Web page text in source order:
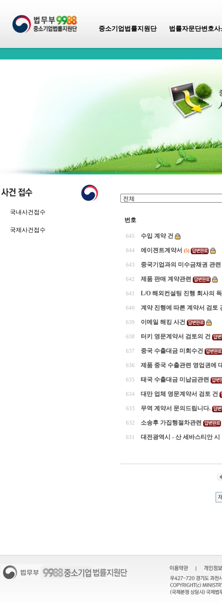
중소기업법률지원단 법률자문단변호사
국내사건접수
국제사건접수
번호
645 수입 계약 건
644 에이젼트계약서 (5)
643 중국기업과의 미수금채권 관련
642 제품 판매 계약관련
641 L/O 해외컨설팅 진행 회사의
640 계약 진행에 따른 계약서 검토
639 이메일 해킹 사건
638 터키 영문계약서 검토의 건
637 중국 수출대금 미회수건
636 제품 중국 수출관련 영업권에
635 태국 수출대금 미납금관련
634 대만 업체 영문계약서 검토 건
633 무역 계약서 문의드립니다.
632 소송후 가집행절차관련
631 대전광역시 - 산 세바스티안 시